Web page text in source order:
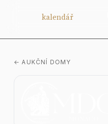
kalendář
← AUKČNÍ DOMY